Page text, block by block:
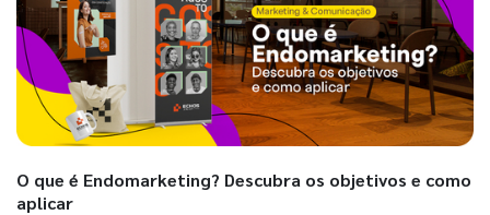
O que é Endomarketing? Descubra os objetivos e como
aplicar